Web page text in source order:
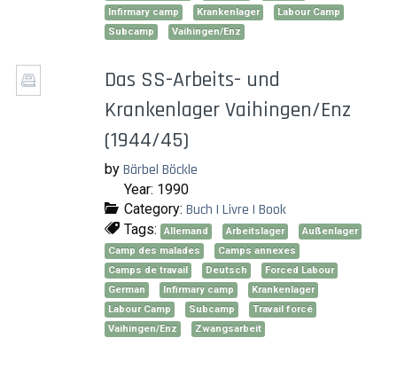
Infirmary camp
Krankenlager
Labour Camp
Subcamp
Vaihingen/Enz
Das SS-Arbeits- und
Krankenlager Vaihingen/Enz
(1944/45)
by Bärbel Böckle
Year: 1990
Category: Buch | Livre | Book
Tags: Allemand Arbeitslager
Außenlager
Camp des malades
Camps annexes
Camps de travail
Deutsch
Forced Labour
German
Infirmary camp
Krankenlager
Labour Camp
Subcamp
Travail forcé
Vaihingen/Enz
Zwangsarbeit